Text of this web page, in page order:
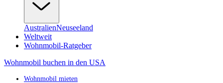
AustralienNeuseeland
Weltweit
Wohnmobil-Ratgeber
Wohnmobil buchen in den USA
Wohnmobil mieten